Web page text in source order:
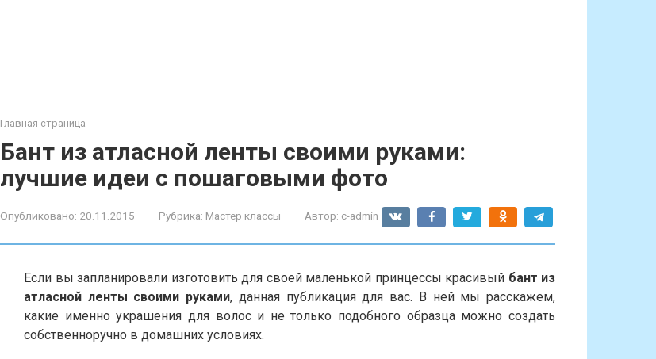
Главная страница
Бант из атласной ленты своими руками:
лучшие идеи с пошаговыми фото
Опубликовано: 20.11.2015 Рубрика: Мастер классы Автор: c-admin
Если вы запланировали изготовить для своей маленькой принцессы красивый бант из
атласной ленты своими руками, данная публикация для вас. В ней мы расскажем,
какие именно украшения для волос и не только подобного образца можно создать
собственноручно в домашних условиях.